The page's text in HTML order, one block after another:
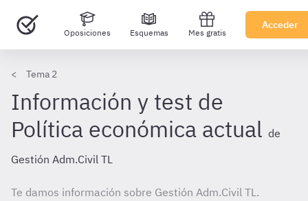
Oposiciones Esquemas Mes gratis
Acceder
Tema 2
Información y test de
Política económica actual de
Gestión Adm.Civil TL
Te damos información sobre Gestión Adm.Civil TL.